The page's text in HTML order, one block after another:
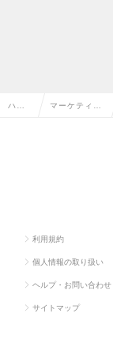
ハイ マーケティン
利用規約
個人情報の取り扱い
ヘルプ・お問い合わせ
サイトマップ